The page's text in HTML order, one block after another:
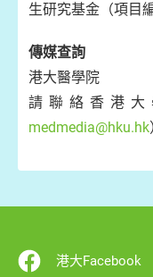
生研究基金（項目
傳媒查詢
港大醫學院
請聯絡香港大
medmedia@hku.hk
港大Facebook